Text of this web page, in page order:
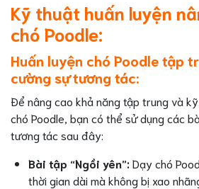
Kỹ thuật huấn luyện
chó Poodle:
Huấn luyện chó Poodle tập
cường sự tương tác:
Để nâng cao khả năng tập trung và
chó Poodle, bạn có thể sử dụng các
tương tác sau đây:
Bài tập “Ngồi yên”: Dạy chó
thời gian dài mà không bị xao